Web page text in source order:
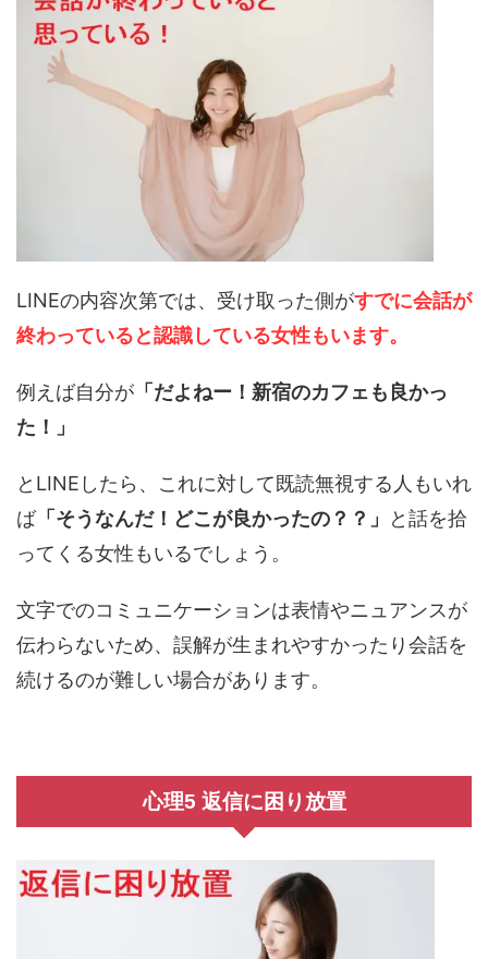
LINEの内容次第では、受け取った側がすでに会話が
終わっていると認識している女性もいます。
例えば自分が 「だよねー！新宿のカフェも良かっ
た！」
とLINEしたら、これに対して既読無視する人もいれ
ば「そうなんだ！どこが良かったの？？」
と話を拾
ってくる女性もいるでしょう。
文字でのコミュニケーションは表情やニュアンスが
伝わらないため、誤解が生まれやすかったり会話を
続けるのが難しい場合があります。
心理5 返信に困り放置